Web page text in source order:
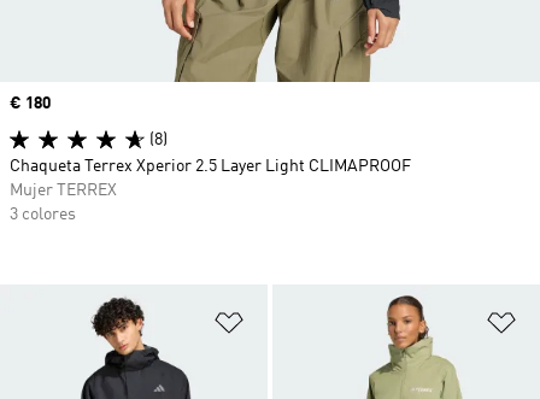
Añadir a la lista de deseos
Precio
€ 180
(8)
Chaqueta Terrex Xperior 2.5 Layer Light CLIMAPROOF
Mujer TERREX
3 colores